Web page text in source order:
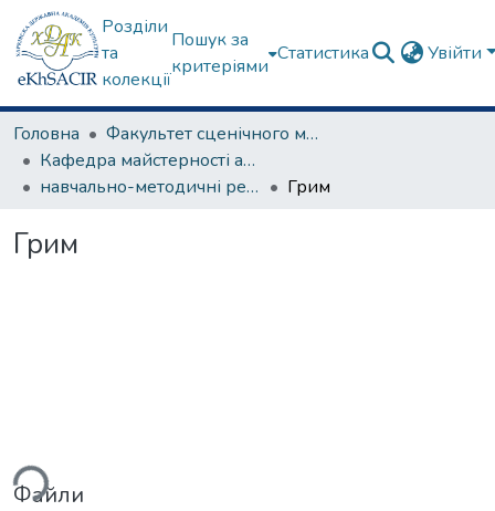
Розділи
та
колекції
Пошук за
критеріями
Статистика Увійти
Головна
Факультет сценічного мистецтва
Кафедра майстерності актора
навчально-методичні рекомендації, програми дисциплін
Грим
Грим
Файли